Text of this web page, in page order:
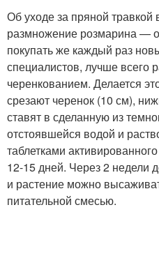
Об уходе за пряной травкой
размножение розмарина —
покупать же каждый раз
специалистов, лучше всего
черенкованием. Делается
срезают черенок (10 см),
ставят в сделанную из
отстоявшейся водой и
таблетками
12-15 дней. Через 2 недели
и растение можно
питательной смесью.